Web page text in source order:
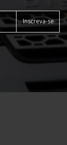
Inscreva-se